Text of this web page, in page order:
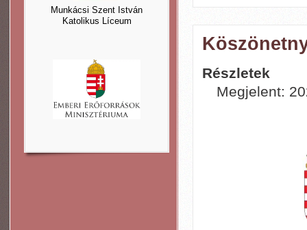
Munkácsi Szent István
Katolikus Líceum
Részletek
Megjelent: